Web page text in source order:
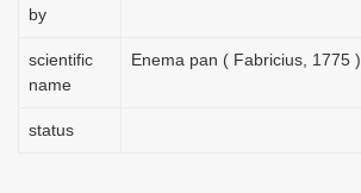
by
scientific
name
Enema pan ( Fabricius, 1775 )
status